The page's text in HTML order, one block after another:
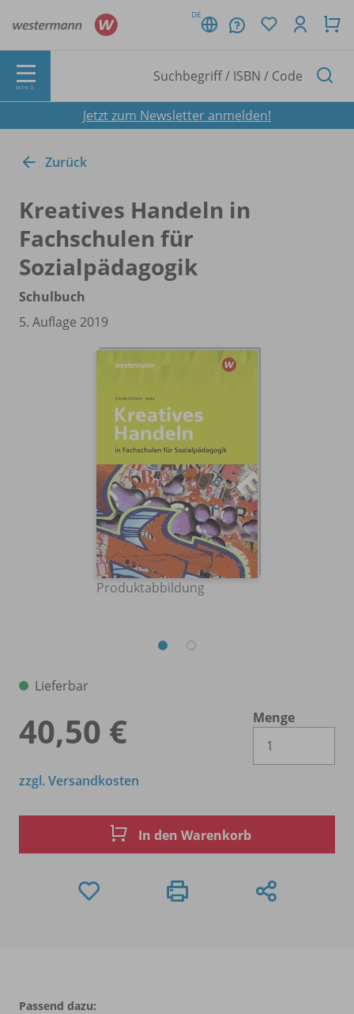
DE
MENÜ
Jetzt zum Newsletter anmelden!
Zurück
Kreatives Handeln in
Fachschulen für
Sozialpädagogik
Schulbuch
5. Auflage 2019
Produktabbildung
Lieferbar
40,50 €
Menge
zzgl. Versandkosten
In den Warenkorb
Passend dazu: